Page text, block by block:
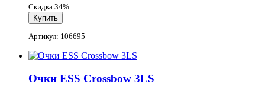
Скидка 34%
Артикул: 106695
Очки ESS Crossbow 3LS